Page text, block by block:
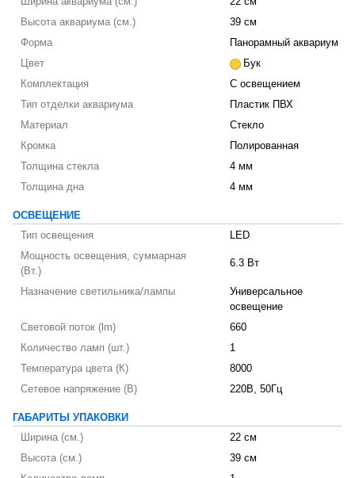
Высота аквариума (см.)
39 см
Форма
Панорамный аквариум
Цвет
Бук
Комплектация
С освещением
Тип отделки аквариума
Пластик ПВХ
Материал
Стекло
Кромка
Полированная
Толщина стекла
4 мм
Толщина дна
4 мм
ОСВЕЩЕНИЕ
Тип освещения
LED
Мощность освещения, суммарная
(Вт.)
6.3 Вт
Назначение светильника/лампы
Универсальное
освещение
Световой поток (lm)
660
Количество ламп (шт.)
1
Температура цвета (К)
8000
Сетевое напряжение (В)
220В, 50Гц
ГАБАРИТЫ УПАКОВКИ
Ширина (см.)
22 см
Высота (см.)
39 см